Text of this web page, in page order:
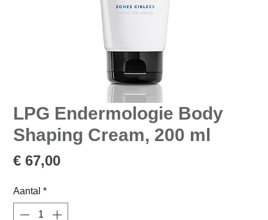
LPG Endermologie Body
Shaping Cream, 200 ml
€ 67,00Prijs
Aantal *